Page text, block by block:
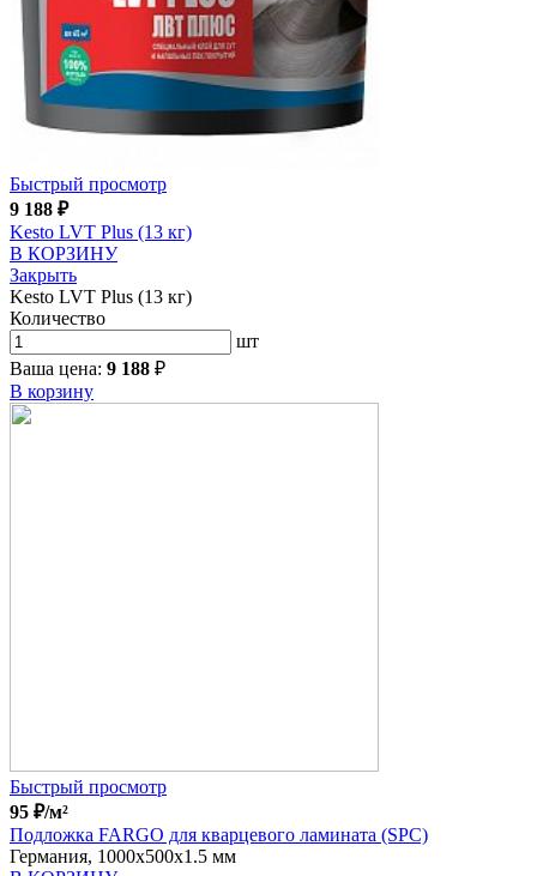
Быстрый просмотр
9 188 ₽
Kesto LVT Plus (13 кг)
В КОРЗИНУ
Закрыть
Kesto LVT Plus (13 кг)
Количество
шт
Ваша цена: 9 188 ₽
В корзину
Быстрый просмотр
95 ₽/м²
Подложка FARGO для кварцевого ламината (SPC)
Германия, 1000x500x1.5 мм